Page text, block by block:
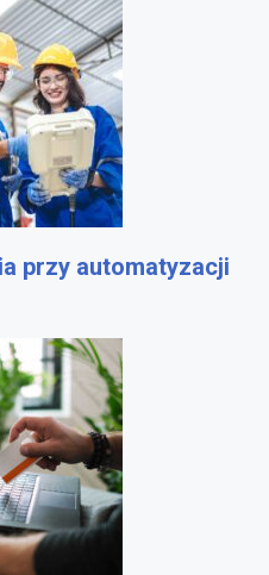
przy automatyzacji